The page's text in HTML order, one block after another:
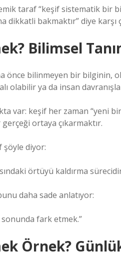
taraf “keşif sistematik bir
dikkatli bakmaktır” diye karşı
Bilimsel
önce bilinmeyen bir bilginin,
olabilir ya da insan
var: keşif her zaman “yeni
ortaya çıkarmaktır.
şöyle diyor:
örtüyü kaldırma
daha sade anlatıyor:
sonunda fark etmek.”
Örnek?